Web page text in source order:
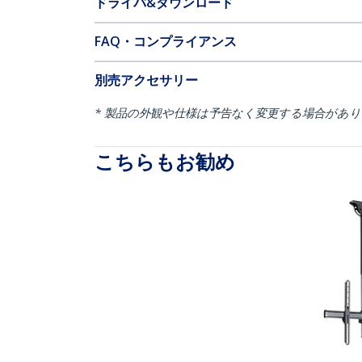
FAQ・コンプライアンス
別売アクセサリー
* 製品の外観や仕様は予告なく変更する場合があ
こちらもお勧め